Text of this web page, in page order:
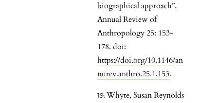
biographical approach”.
Annual Review of
Anthropology 25: 153-
178. doi:
https://doi.org/10.1146/an
nurev.anthro.25.1.153.
Whyte, Susan Reynolds